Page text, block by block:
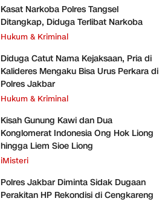
Kasat Narkoba Polres Tangsel
Ditangkap, Diduga Terlibat Narkoba
Hukum & Kriminal
Diduga Catut Nama Kejaksaan, Pria di
Kalideres Mengaku Bisa Urus Perkara di
Polres Jakbar
Hukum & Kriminal
Kisah Gunung Kawi dan Dua
Konglomerat Indonesia Ong Hok Liong
hingga Liem Sioe Liong
iMisteri
Polres Jakbar Diminta Sidak Dugaan
Perakitan HP Rekondisi di Cengkareng